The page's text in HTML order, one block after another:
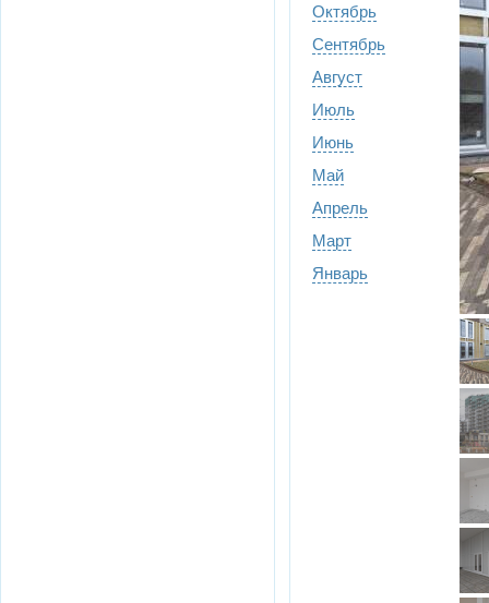
Октябрь
Сентябрь
Август
Июль
Июнь
Май
Апрель
Март
Январь